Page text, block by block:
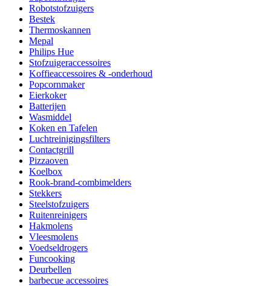
Robotstofzuigers
Bestek
Thermoskannen
Mepal
Philips Hue
Stofzuigeraccessoires
Koffieaccessoires & -onderhoud
Popcornmaker
Eierkoker
Batterijen
Wasmiddel
Koken en Tafelen
Luchtreinigingsfilters
Contactgrill
Pizzaoven
Koelbox
Rook-brand-combimelders
Stekkers
Steelstofzuigers
Ruitenreinigers
Hakmolens
Vleesmolens
Voedseldrogers
Funcooking
Deurbellen
barbecue accessoires